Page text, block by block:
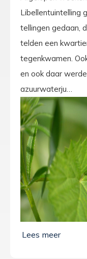
Libellentuintelling
tellingen gedaan,
telden een
tegenkwamen.
en ook daar
azuurwaterju…